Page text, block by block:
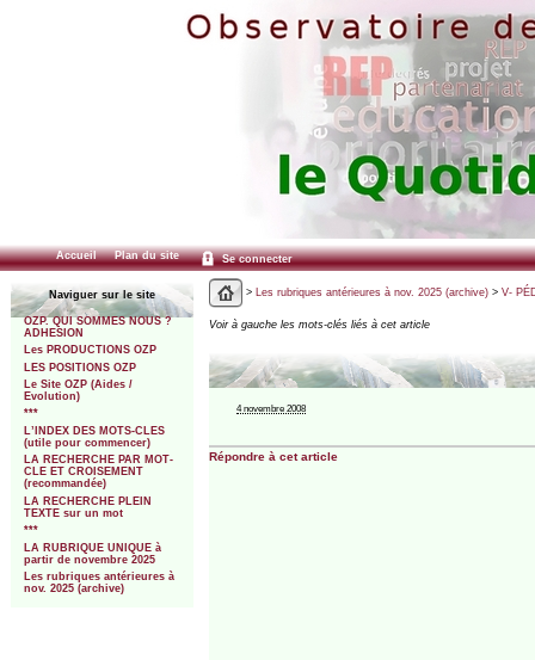
Accueil Plan du site Se connecter
Naviguer sur le site
OZP. QUI SOMMES NOUS ?
ADHESION
Les PRODUCTIONS OZP
LES POSITIONS OZP
Le Site OZP (Aides /
Evolution)
***
L’INDEX DES MOTS-CLES
(utile pour commencer)
LA RECHERCHE PAR MOT-
CLE ET CROISEMENT
(recommandée)
LA RECHERCHE PLEIN
TEXTE sur un mot
***
LA RUBRIQUE UNIQUE à
partir de novembre 2025
Les rubriques antérieures à
nov. 2025 (archive)
> Les rubriques antérieures à nov. 2025 (archive)> V-
Voir à gauche les mots-clés liés à cet article
4 novembre 2008
Répondre à cet article